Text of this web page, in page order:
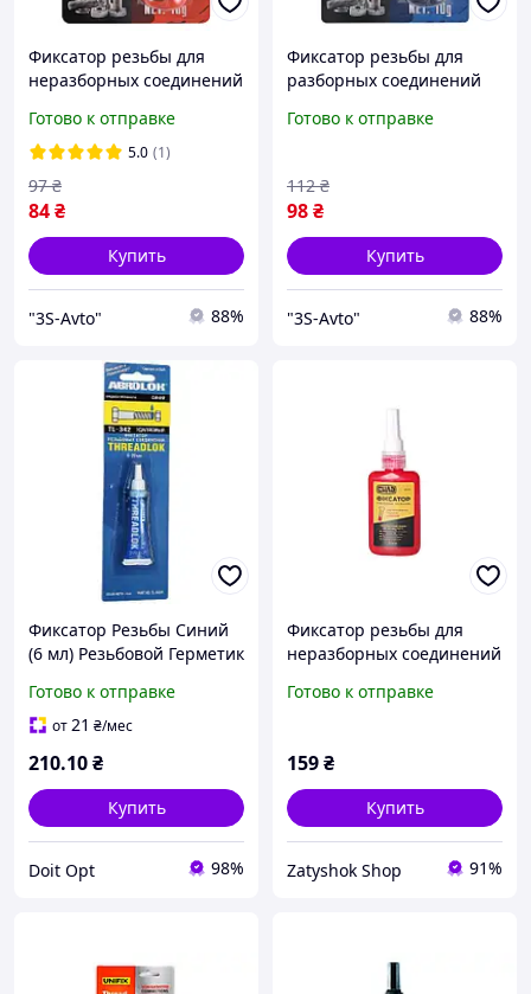
Фиксатор резьбы для
неразборных соединений
Готово к отправке
5.0 (1)
84₴
97 ₴
Купить
"3S-Avto" 88%
Фиксатор резьбы для
разборных соединений
Blue 300800
Готово к отправке
98₴
112 ₴
Купить
"3S-Avto" 88%
Фиксатор Резьбы Синий
(6 мл) Резьбовой Герметик
Готово к отправке
от21 ₴/мес
210.10₴
Купить
Doit Opt 98%
Фиксатор резьбы для
неразборных соединений
(951425)
Готово к отправке
159₴
Купить
Zatyshok Shop 91%